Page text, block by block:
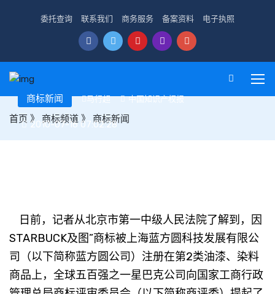
委托查询 联系我们 商务服务 备案资料 电子执照
首页 》 商标频道 》 商标新闻
商标新闻 马行超 中国知识产权报
2010-07-16 07:02:28
日前，记者从北京市第一中级人民法院了解到，因
STARBUCK及图”商标被上海蓝方圆科技发展有限公
司（以下简称蓝方圆公司）注册在第2类油漆、染料
商品上，全球五百强之一星巴克公司向国家工商行政